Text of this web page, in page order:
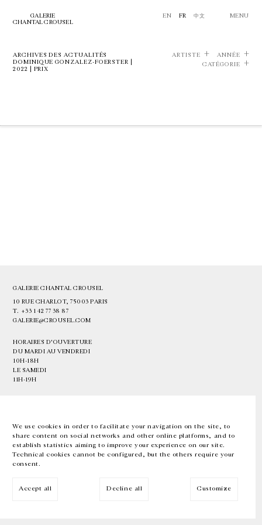
We use cookies in order to facilitate your navigation on the site, to
share content on social networks and other online platforms, and to
establish statistics aiming to improve your experience on our site.
Technical cookies cannot be configured, but the others require your
consent.
Accept all Decline all Customize
GALERIE
CHANTAL CROUSEL
EN FR 中文 MENU
ARCHIVES DES ACTUALITÉS
DOMINIQUE GONZALEZ-FOERSTER |
2022 | PRIX
ARTISTE
ANNÉE
CATÉGORIE
GALERIE CHANTAL CROUSEL
10 RUE CHARLOT, 75003 PARIS
T. +33 1 42 77 38 87
GALERIE@CROUSEL.COM
HORAIRES D'OUVERTURE
DU MARDI AU VENDREDI
10H-18H
LE SAMEDI
11H-19H
EN FR 中文 Facebook Instagram
Inscrivez-vous à notre newsletter